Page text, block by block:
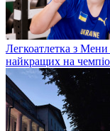
Легкоатлетка з
найкращих на